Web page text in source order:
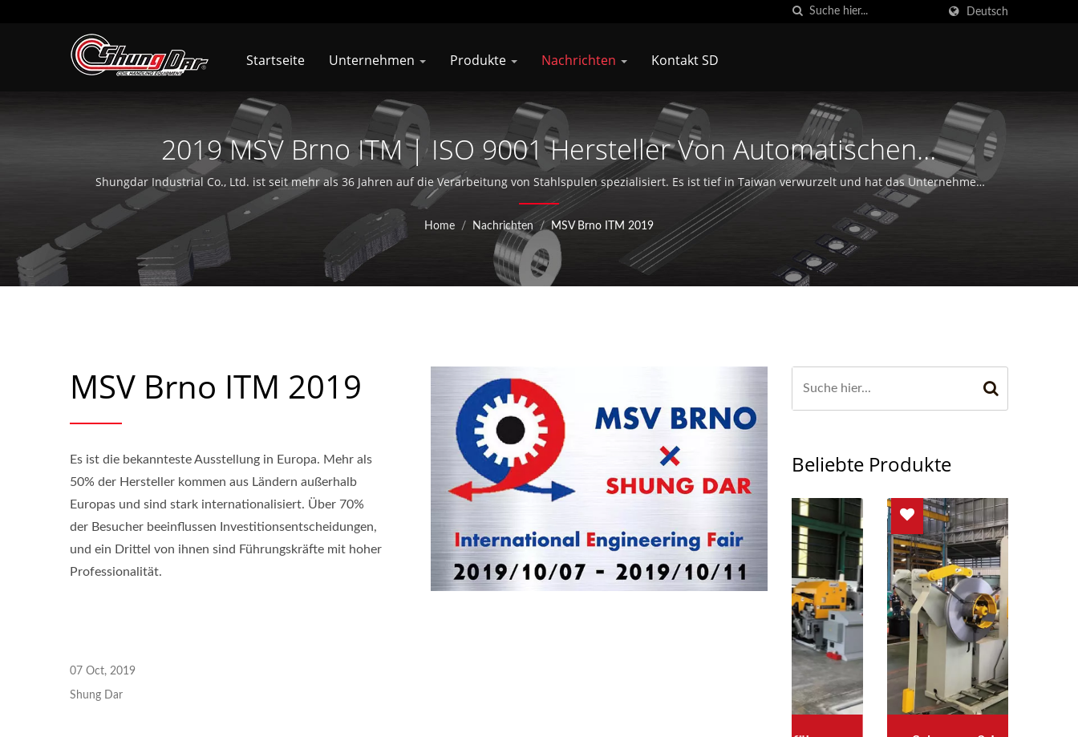
Deutsch
Startseite Unternehmen Produkte Nachrichten Kontakt SD
2019 MSV Brno ITM | ISO 9001 Hersteller Von Automatischen
Zuführeinrichtungen | Shung Dar Industrial Co., LTD.
Shungdar Industrial Co., Ltd. ist seit mehr als 36 Jahren auf die Verarbeitung von Stahlspulen spezialisiert. Es ist tief in Taiwan verwurzelt und hat das Unternehmen
Soondar in Kunshan, China, gegründet und erweitert aktiv sein Geschäft in 30 Ländern.
Home / Nachrichten / MSV Brno ITM 2019
MSV Brno ITM 2019
Es ist die bekannteste Ausstellung in Europa. Mehr als
50% der Hersteller kommen aus Ländern außerhalb
Europas und sind stark internationalisiert. Über 70%
der Besucher beeinflussen Investitionsentscheidungen,
und ein Drittel von ihnen sind Führungskräfte mit hoher
Professionalität.
07 Oct, 2019
Shung Dar
Beliebte Produkte